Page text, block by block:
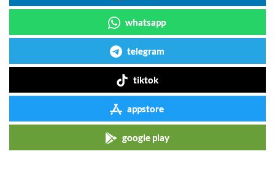
whatsapp
telegram
tiktok
appstore
google play